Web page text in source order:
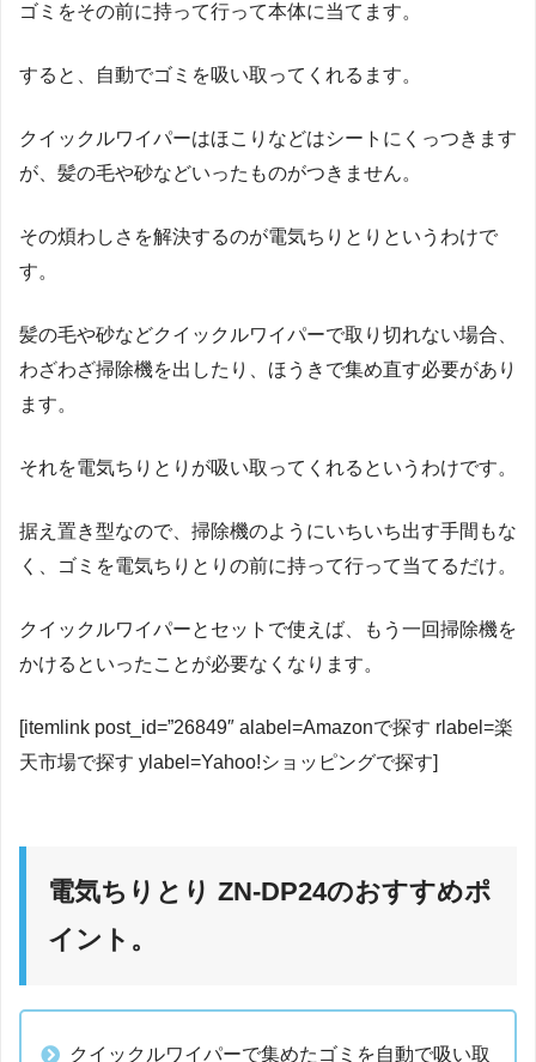
ゴミをその前に持って行って本体に当てます。
すると、自動でゴミを吸い取ってくれるます。
クイックルワイパーはほこりなどはシートにくっつきます
が、髪の毛や砂などいったものがつきません。
その煩わしさを解決するのが電気ちりとりというわけで
す。
髪の毛や砂などクイックルワイパーで取り切れない場合、
わざわざ掃除機を出したり、ほうきで集め直す必要があり
ます。
それを電気ちりとりが吸い取ってくれるというわけです。
据え置き型なので、掃除機のようにいちいち出す手間もな
く、ゴミを電気ちりとりの前に持って行って当てるだけ。
クイックルワイパーとセットで使えば、もう一回掃除機を
かけるといったことが必要なくなります。
[itemlink post_id=”26849″ alabel=Amazonで探す rlabel=楽
天市場で探す ylabel=Yahoo!ショッピングで探す]
電気ちりとり ZN-DP24のおすすめポ
イント。
クイックルワイパーで集めたゴミを自動で吸い取